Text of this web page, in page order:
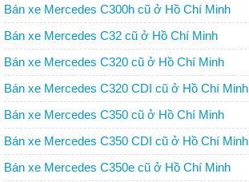
Bán xe Mercedes C300h cũ ở Hồ Chí Minh
Bán xe Mercedes C32 cũ ở Hồ Chí Minh
Bán xe Mercedes C320 cũ ở Hồ Chí Minh
Bán xe Mercedes C320 CDI cũ ở Hồ Chí Minh
Bán xe Mercedes C350 cũ ở Hồ Chí Minh
Bán xe Mercedes C350 CDI cũ ở Hồ Chí Minh
Bán xe Mercedes C350e cũ ở Hồ Chí Minh